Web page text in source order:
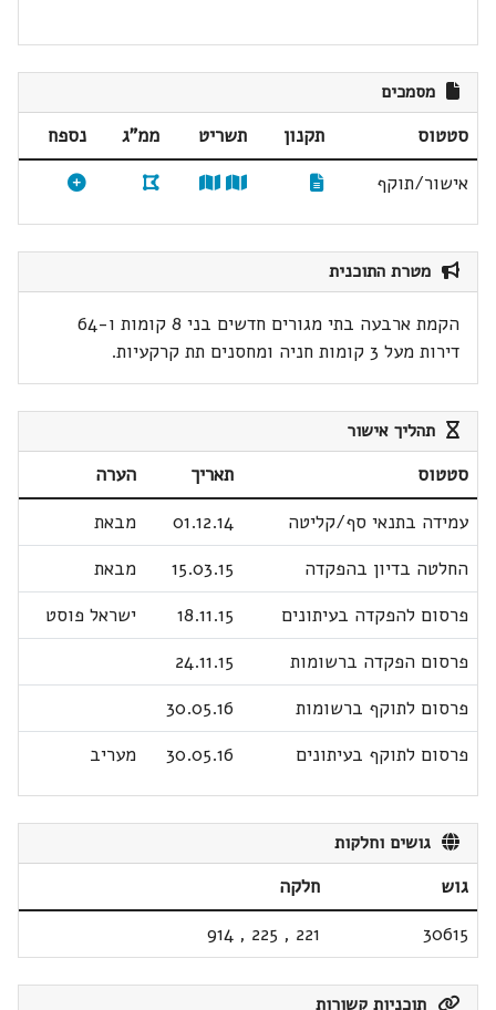
מסמכים
סטטוס תקנון תשריט ממ"ג
נספח
אישור/תוקף
מטרת התוכנית
הקמת ארבעה בתי מגורים חדשים בני 8 קומות ו-64
דירות מעל 3 קומות חניה ומחסנים תת קרקעיות.
תהליך אישור
סטטוס תאריך
הערה
עמידה בתנאי סף/קליטה
01.12.14
מבאת
החלטה בדיון בהפקדה
15.03.15
מבאת
פרסום להפקדה בעיתונים
18.11.15
ישראל פוסט
פרסום הפקדה ברשומות
24.11.15
פרסום לתוקף ברשומות
30.05.16
פרסום לתוקף בעיתונים
30.05.16 מעריב
גושים וחלקות
גוש
חלקה
30615
221
,
225
,
914
תוכניות קשורות